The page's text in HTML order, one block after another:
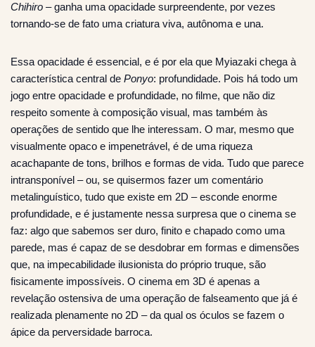
Chihiro – ganha uma opacidade surpreendente, por vezes
tornando-se de fato uma criatura viva, autônoma e una.
Essa opacidade é essencial, e é por ela que Myiazaki chega à
característica central de Ponyo: profundidade. Pois há todo um
jogo entre opacidade e profundidade, no filme, que não diz
respeito somente à composição visual, mas também às
operações de sentido que lhe interessam. O mar, mesmo que
visualmente opaco e impenetrável, é de uma riqueza
acachapante de tons, brilhos e formas de vida. Tudo que parece
intransponível – ou, se quisermos fazer um comentário
metalinguístico, tudo que existe em 2D – esconde enorme
profundidade, e é justamente nessa surpresa que o cinema se
faz: algo que sabemos ser duro, finito e chapado como uma
parede, mas é capaz de se desdobrar em formas e dimensões
que, na impecabilidade ilusionista do próprio truque, são
fisicamente impossíveis. O cinema em 3D é apenas a
revelação ostensiva de uma operação de falseamento que já é
realizada plenamente no 2D – da qual os óculos se fazem o
ápice da perversidade barroca.